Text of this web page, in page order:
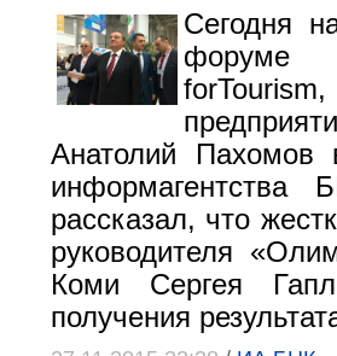
Сегодня
форуме
Анатолий Пахомов
информагентства
рассказал, что
руководителя
Коми Сергея
получения